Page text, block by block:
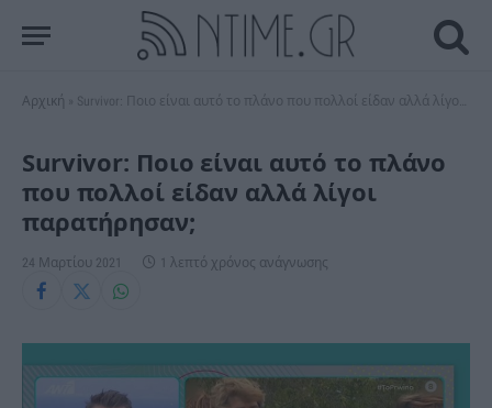
Αρχική Survivor: Ποιο είναι αυτό το πλάνο που πολλοί είδαν αλλά λίγοι παρατήρησαν;
Survivor: Ποιο είναι αυτό το πλάνο
που πολλοί είδαν αλλά λίγοι
παρατήρησαν;
24 Μαρτίου 2021 1 λεπτό χρόνος ανάγνωσης